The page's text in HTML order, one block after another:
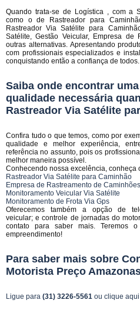
Quando trata-se de Logística , com a
como o de Rastreador para
Rastreador Via Satélite para
Satélite, Gestão Veicular, Empresa de
outras alternativas. Apresentando
com profissionais especializados e
conquistando então a confiança de todos.
Saiba onde encontrar
qualidade necessária
Rastreador Via Satélite
Confira tudo o que temos, como por
qualidade e melhor experiência,
referência no assunto, pois os
melhor maneira possível.
Conhecendo nossa excelência, conheça
Rastreador Via Satélite para Caminhão
Empresa de Rastreamento de Caminhões
Monitoramento Veicular Via Satélite
Monitoramento de Frota Via Gps
Oferecemos também a opção de
veicular; e controle de jornadas do
contato para saber mais. Teremos
empreendimento!
Para saber mais sobre
Motorista Preço
Ligue para (31) 3226-5561 ou clique aqui